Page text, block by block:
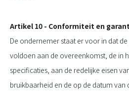
Artikel 10 - Conformiteit en
De ondernemer staat er voor in dat
voldoen aan de overeenkomst, de in
specificaties, aan de redelijke eisen
bruikbaarheid en de op de datum